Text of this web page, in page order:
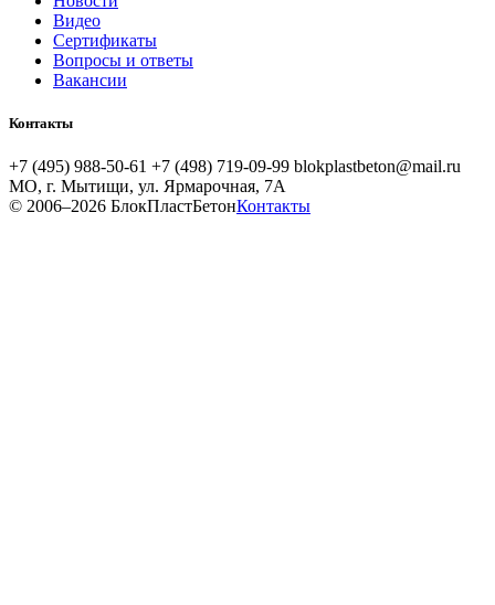
Видео
Сертификаты
Вопросы и ответы
Вакансии
Контакты
+7 (495) 988-50-61 +7 (498) 719-09-99 blokplastbeton@mail.ru
МО, г. Мытищи, ул. Ярмарочная, 7А
© 2006–2026 БлокПластБетонКонтакты